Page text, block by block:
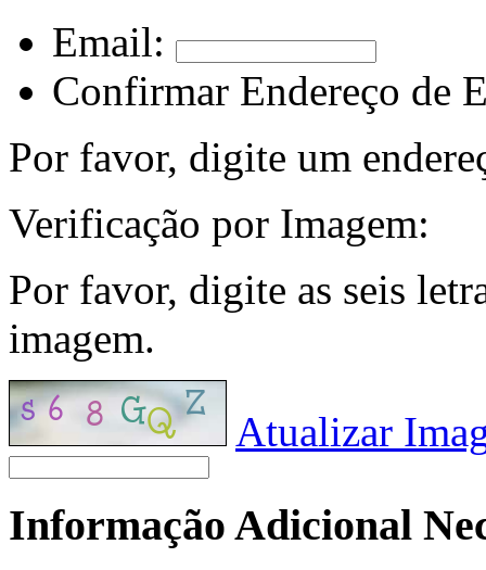
Email:
Confirmar Endereço de
Por favor, digite um
Verificação por Imagem:
Por favor, digite as seis
imagem.
Atualizar
Informação Adicional